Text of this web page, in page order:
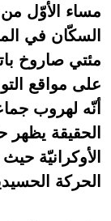
السكّان في
مئتي صاروخ
على مواقع
أنّه لهروب
الحقيقة يظهر
الأوكرانيّة
الحركة